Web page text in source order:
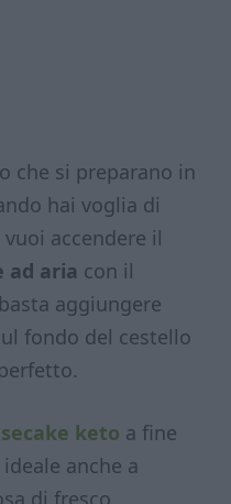
che si preparano in
hai voglia di
accendere il
ad aria con il
aggiungere
fondo del cestello
keto a fine
anche a